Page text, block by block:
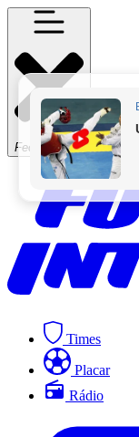
Fechar Menu
Times
Placar
Rádio